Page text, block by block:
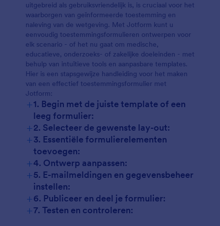
Fotografie en media:
Bedrijf en HR:
Evenementenbeheer:
uitgebreid als gebruiksvriendelijk is, is cruciaal voor het
waarborgen van geïnformeerde toestemming en
naleving van de wetgeving. Met Jotform kunt u
eenvoudig toestemmingsformulieren ontwerpen voor
elk scenario - of het nu gaat om medische,
educatieve, onderzoeks- of zakelijke doeleinden - met
behulp van intuïtieve tools en aanpasbare templates.
Hier is een stapsgewijze handleiding voor het maken
van een effectief toestemmingsformulier met
Jotform:
+1. Begin met de juiste template of een
leeg formulier:
+2. Selecteer de gewenste lay-out:
+3. Essentiële formulierelementen
toevoegen:
+4. Ontwerp aanpassen:
+5. E-mailmeldingen en gegevensbeheer
instellen:
+6. Publiceer en deel je formulier:
+7. Testen en controleren: